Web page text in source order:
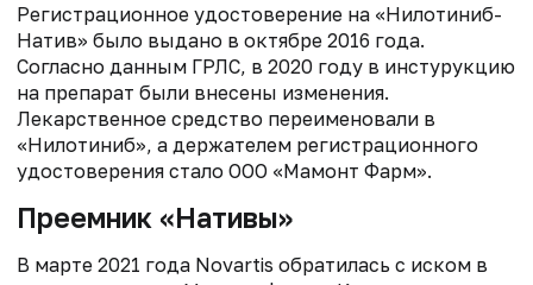
Регистрационное удостоверение на «Нилотиниб-
Натив» было выдано в октябре 2016 года.
Согласно данным ГРЛС, в 2020 году в инстурукцию
на препарат были внесены изменения.
Лекарственное средство переименовали в
«Нилотиниб», а держателем регистрационного
удостоверения стало ООО «Мамонт Фарм».
Преемник «Нативы»
В марте 2021 года Novartis обратилась с иском в